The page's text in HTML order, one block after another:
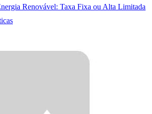
Renovável: Taxa Fixa ou Alta Limitada